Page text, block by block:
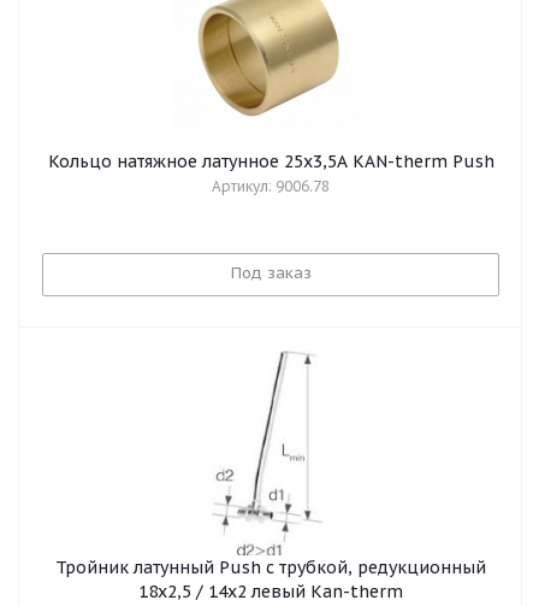
Кольцо натяжное латунное 25х3,5A KAN-therm Push
Артикул: 9006.78
Под заказ
Тройник латунный Push с трубкой, редукционный
18х2,5 / 14х2 левый Kan-therm